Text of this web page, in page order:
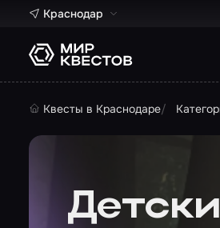
Краснодар
Квесты в Краснодаре